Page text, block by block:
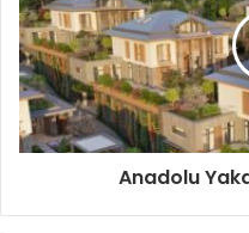
Anadolu